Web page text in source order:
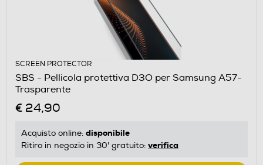
SCREEN PROTECTOR
SBS - Pellicola protettiva D3O per Samsung A57-
Trasparente
€ 24,90
Acquisto online: disponibile
Ritiro in negozio in 30' gratuito: verifica